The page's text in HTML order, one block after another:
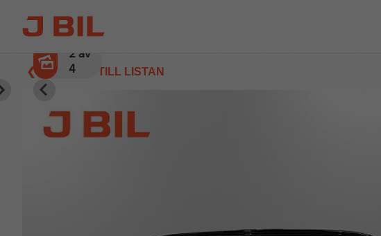
❮ TILLBAKA TILL LISTAN
3av
4